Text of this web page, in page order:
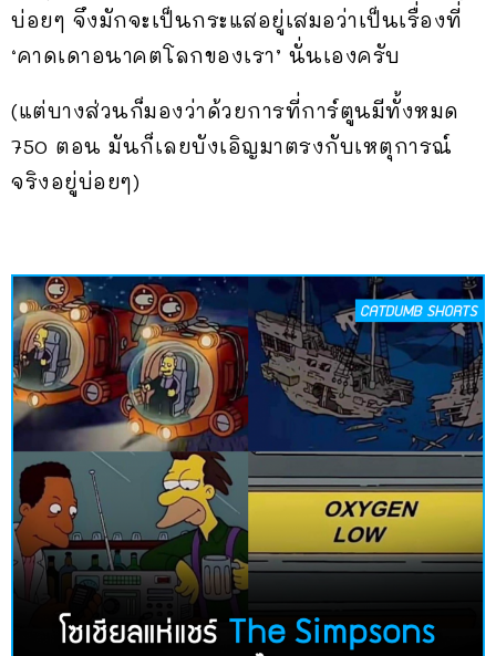
บ่อยๆ จึงมักจะเป็นกระแสอยู่เสมอว่าเป็นเรื่องที่
‘คาดเดาอนาคตโลกของเรา’ นั่นเองครับ
(แต่บางส่วนก็มองว่าด้วยการที่การ์ตูนมีทั้งหมด
750 ตอน มันก็เลยบังเอิญมาตรงกับเหตุการณ์
จริงอยู่บ่อยๆ)